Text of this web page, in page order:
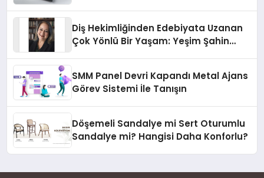
Diş Hekimliğinden Edebiyata Uzanan
Çok Yönlü Bir Yaşam: Yeşim Şahin
SMM Panel Devri Kapandı Metal Ajans
Görev Sistemi İle Tanışın
Döşemeli Sandalye mi Sert Oturumlu
Sandalye mi? Hangisi Daha Konforlu?